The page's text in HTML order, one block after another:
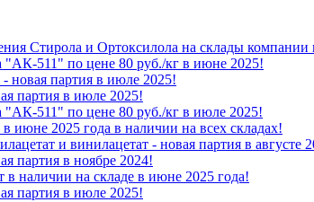
Стирола и Ортоксилола на склады компании
"АК-511" по цене 80 руб./кг в июне 2025!
новая партия в июле 2025!
партия в июле 2025!
"АК-511" по цене 80 руб./кг в июле 2025!
июне 2025 года в наличии на всех складах!
и винилацетат - новая партия в августе
партия в ноябре 2024!
в наличии на складе в июне 2025 года!
партия в июле 2025!